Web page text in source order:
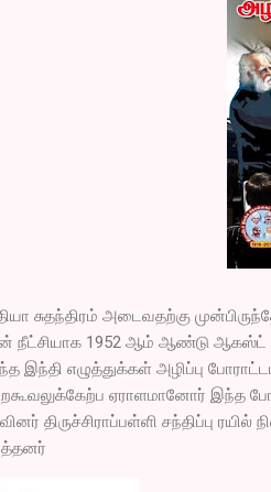
சுதந்திரம் அடைவதற்கு
நீட்சியாக 1952 ஆம் ஆண்டு ஆகஸ்ட்
இந்தி எழுத்துக்கள் அழிப்பு
ஏராளமானோர் இந்த
திருச்சிராப்பள்ளி சந்திப்பு